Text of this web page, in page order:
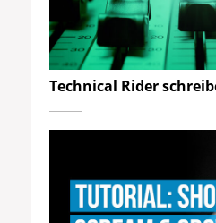
Technical Rider